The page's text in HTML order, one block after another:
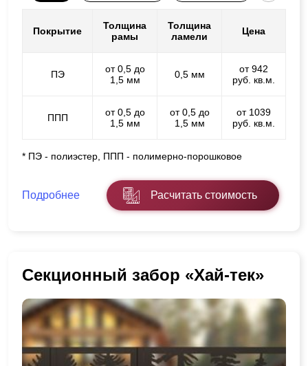
Покрытие
Толщина
рамы
Толщина
ламели
Цена
ПЭ
от 0,5 до
1,5 мм
0,5 мм
от 942
руб. кв.м.
ППП
от 0,5 до
1,5 мм
от 0,5 до
1,5 мм
от 1039
руб. кв.м.
* ПЭ - полиэстер, ППП - полимерно-порошковое
Подробнее Расчитать стоимость
Секционный забор «Хай-тек»